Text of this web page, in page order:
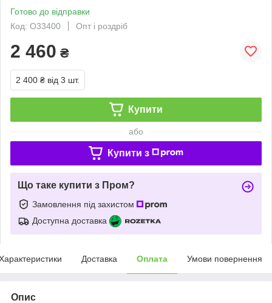
Готово до відправки
Код: O33400
Опт і роздріб
2 460 ₴
2 400 ₴ від 3 шт.
Купити
або
Купити з
Що таке купити з Пром?
Замовлення під захистом
Доступна доставка
Доставка Оплата Умови повернення
Опис